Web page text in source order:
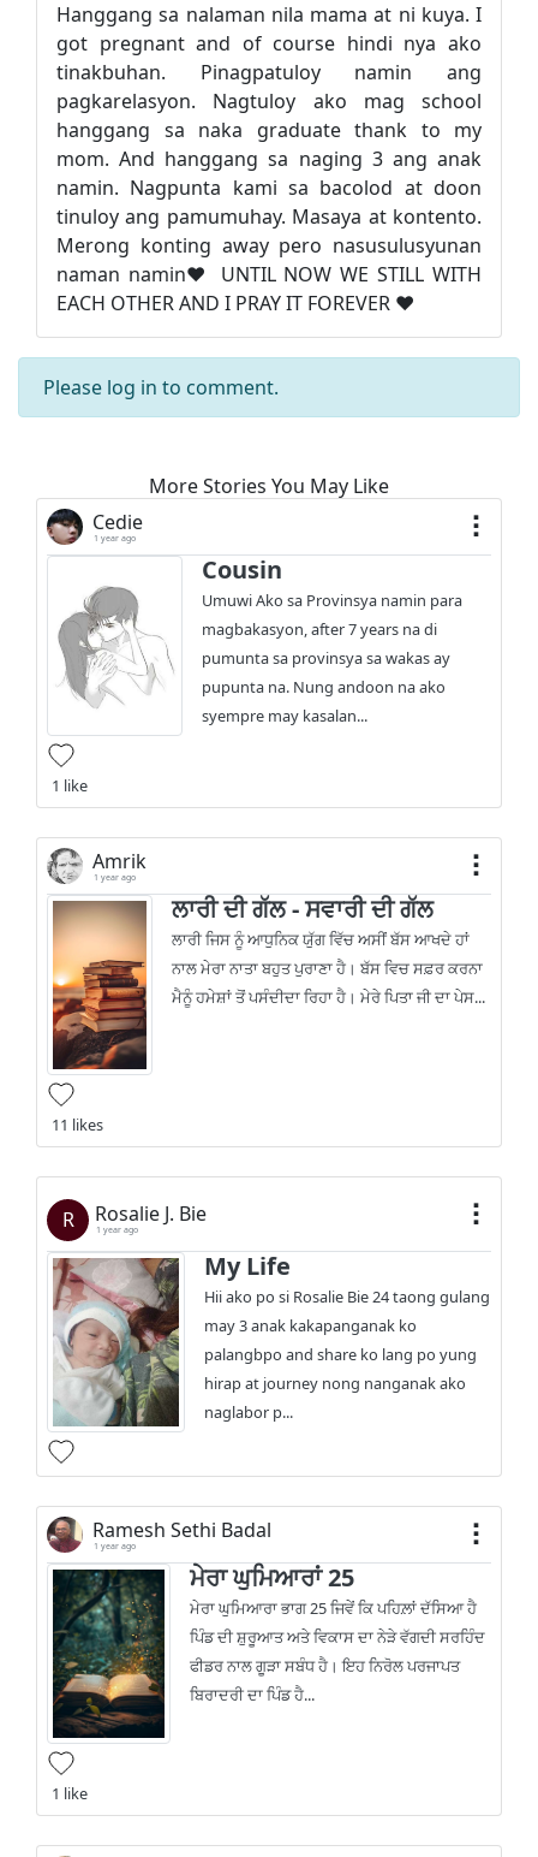
Hanggang sa nalaman nila mama at ni kuya. I
got pregnant and of course hindi nya ako
tinakbuhan. Pinagpatuloy namin ang
pagkarelasyon. Nagtuloy ako mag school
hanggang sa naka graduate thank to my
mom. And hanggang sa naging 3 ang anak
namin. Nagpunta kami sa bacolod at doon
tinuloy ang pamumuhay. Masaya at kontento.
Merong konting away pero nasusulusyunan
naman namin❤️ UNTIL NOW WE STILL WITH
EACH OTHER AND I PRAY IT FOREVER ❤️
Please log in to comment.
More Stories You May Like
Cedie
1 year ago
Cousin
Umuwi Ako sa Provinsya namin para
magbakasyon, after 7 years na di
pumunta sa provinsya sa wakas ay
pupunta na. Nung andoon na ako
syempre may kasalan...
1 like
Amrik
1 year ago
ਲਾਰੀ ਦੀ ਗੱਲ - ਸਵਾਰੀ ਦੀ ਗੱਲ
ਲਾਰੀ ਜਿਸ ਨੂੰ ਆਧੁਨਿਕ ਯੁੱਗ ਵਿੱਚ ਅਸੀਂ ਬੱਸ ਆਖਦੇ ਹਾਂ
ਨਾਲ ਮੇਰਾ ਨਾਤਾ ਬਹੁਤ ਪੁਰਾਣਾ ਹੈ। ਬੱਸ ਵਿਚ ਸਫ਼ਰ ਕਰਨਾ
ਮੈਨੂੰ ਹਮੇਸ਼ਾਂ ਤੋਂ ਪਸੰਦੀਦਾ ਰਿਹਾ ਹੈ। ਮੇਰੇ ਪਿਤਾ ਜੀ ਦਾ ਪੇਸ...
11 likes
R Rosalie J. Bie
1 year ago
My Life
Hii ako po si Rosalie Bie 24 taong gulang
may 3 anak kakapanganak ko
palangbpo and share ko lang po yung
hirap at journey nong nanganak ako
naglabor p...
Ramesh Sethi Badal
1 year ago
ਮੇਰਾ ਘੁਮਿਆਰਾਂ 25
ਮੇਰਾ ਘੁਮਿਆਰਾ ਭਾਗ 25 ਜਿਵੇਂ ਕਿ ਪਹਿਲ਼ਾਂ ਦੱਸਿਆ ਹੈ
ਪਿੰਡ ਦੀ ਸ਼ੁਰੂਆਤ ਅਤੇ ਵਿਕਾਸ ਦਾ ਨੇੜੇ ਵੱਗਦੀ ਸਰਹਿੰਦ
ਫੀਡਰ ਨਾਲ ਗੂੜਾ ਸਬੰਧ ਹੈ। ਇਹ ਨਿਰੋਲ ਪਰਜਾਪਤ
ਬਿਰਾਦਰੀ ਦਾ ਪਿੰਡ ਹੈ...
1 like